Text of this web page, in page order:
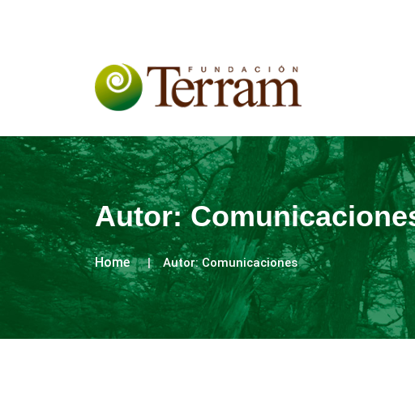
Autor:
Home Autor:Comunicaciones